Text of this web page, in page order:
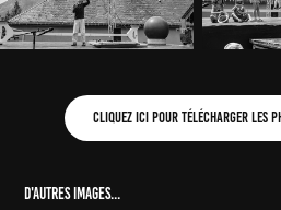
Cliquez ici pour télécharger les
D'autres images...